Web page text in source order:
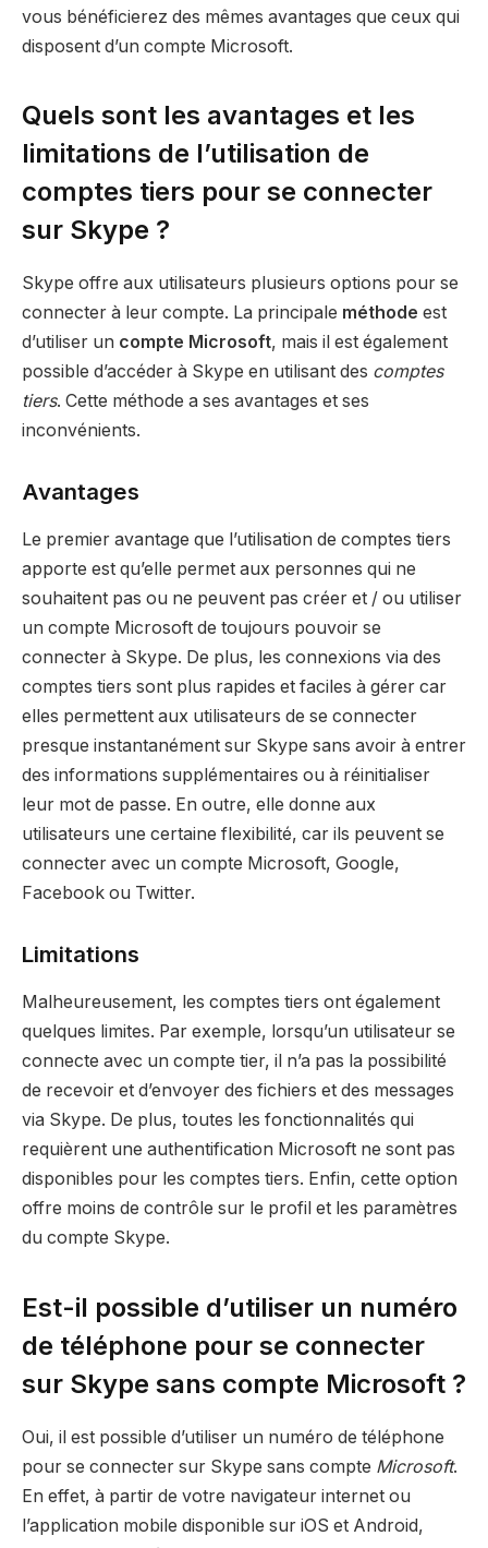
vous bénéficierez des mêmes avantages que ceux qui
disposent d’un compte Microsoft.
Quels sont les avantages et les
limitations de l’utilisation de
comptes tiers pour se connecter
sur Skype ?
Skype offre aux utilisateurs plusieurs options pour se
connecter à leur compte. La principale méthode est
d’utiliser un compte Microsoft, mais il est également
possible d’accéder à Skype en utilisant des comptes
tiers. Cette méthode a ses avantages et ses
inconvénients.
Avantages
Le premier avantage que l’utilisation de comptes tiers
apporte est qu’elle permet aux personnes qui ne
souhaitent pas ou ne peuvent pas créer et / ou utiliser
un compte Microsoft de toujours pouvoir se
connecter à Skype. De plus, les connexions via des
comptes tiers sont plus rapides et faciles à gérer car
elles permettent aux utilisateurs de se connecter
presque instantanément sur Skype sans avoir à entrer
des informations supplémentaires ou à réinitialiser
leur mot de passe. En outre, elle donne aux
utilisateurs une certaine flexibilité, car ils peuvent se
connecter avec un compte Microsoft, Google,
Facebook ou Twitter.
Limitations
Malheureusement, les comptes tiers ont également
quelques limites. Par exemple, lorsqu’un utilisateur se
connecte avec un compte tier, il n’a pas la possibilité
de recevoir et d’envoyer des fichiers et des messages
via Skype. De plus, toutes les fonctionnalités qui
requièrent une authentification Microsoft ne sont pas
disponibles pour les comptes tiers. Enfin, cette option
offre moins de contrôle sur le profil et les paramètres
du compte Skype.
Est-il possible d’utiliser un numéro
de téléphone pour se connecter
sur Skype sans compte Microsoft ?
Oui, il est possible d’utiliser un numéro de téléphone
pour se connecter sur Skype sans compte Microsoft.
En effet, à partir de votre navigateur internet ou
l’application mobile disponible sur iOS et Android,